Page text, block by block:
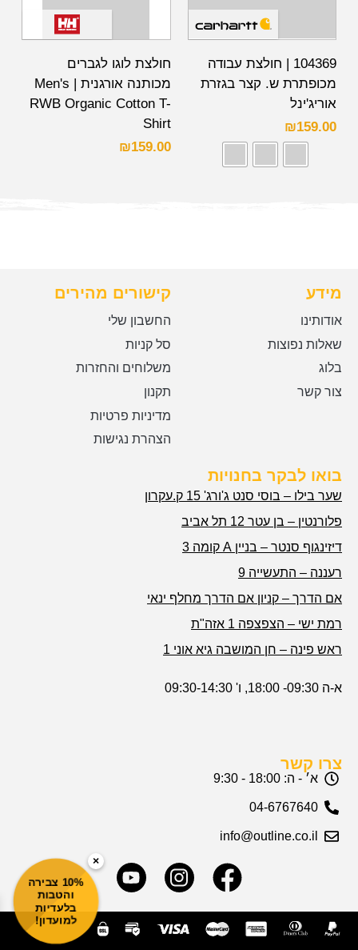
104369 | חולצת עבודה
מכופתרת ש. קצר בגזרת
אוריג'ינל
₪159.00
חולצת לוגו לגברים
מכותנה אורגנית | Men's
RWB Organic Cotton T-
Shirt
₪159.00
מידע
אודותינו
שאלות נפוצות
בלוג
צור קשר
קישורים מהירים
החשבון שלי
סל קניות
משלוחים והחזרות
תקנון
מדיניות פרטיות
הצהרת נגישות
בואו לבקר בחנויות
שער בילו – בוסי סנט ג'ורג' 15 ק.עקרון
פלורנטין – בן עטר 12 תל אביב
דיזינגוף סנטר – בניין A קומה 3
רעננה – התעשייה 9
אם הדרך – קניון אם הדרך מחלף ינאי
רמת ישי – הצפצפה 1 אזה"ת
ראש פינה – חן המושבה גיא אוני 1
א-ה 09:30- 18:00, ו' 09:30-14:30
צרו קשר
א׳ - ה: 18:00 - 9:30
04-6767640
info@outline.co.il
×
10% צבירה
והטבות
בלעדיות
למועדון!